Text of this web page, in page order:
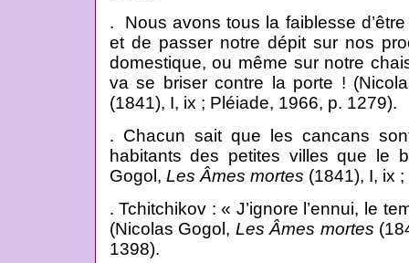
. Nous avons tous la faiblesse
et de passer notre dépit sur nos
domestique, ou même sur notre
va se briser contre la porte !
(1841), I, ix ; Pléiade, 1966, p. 1279).
. Chacun sait que les cancans
habitants des petites villes que le
Gogol, Les Âmes mortes (1841), I, ix
. Tchitchikov : « J’ignore l’ennui, le
(Nicolas Gogol, Les Âmes mortes
1398).